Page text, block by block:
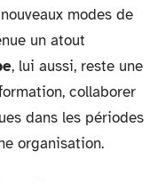
modes de
un atout
, lui aussi, reste une
collaborer
dans les périodes
organisation.